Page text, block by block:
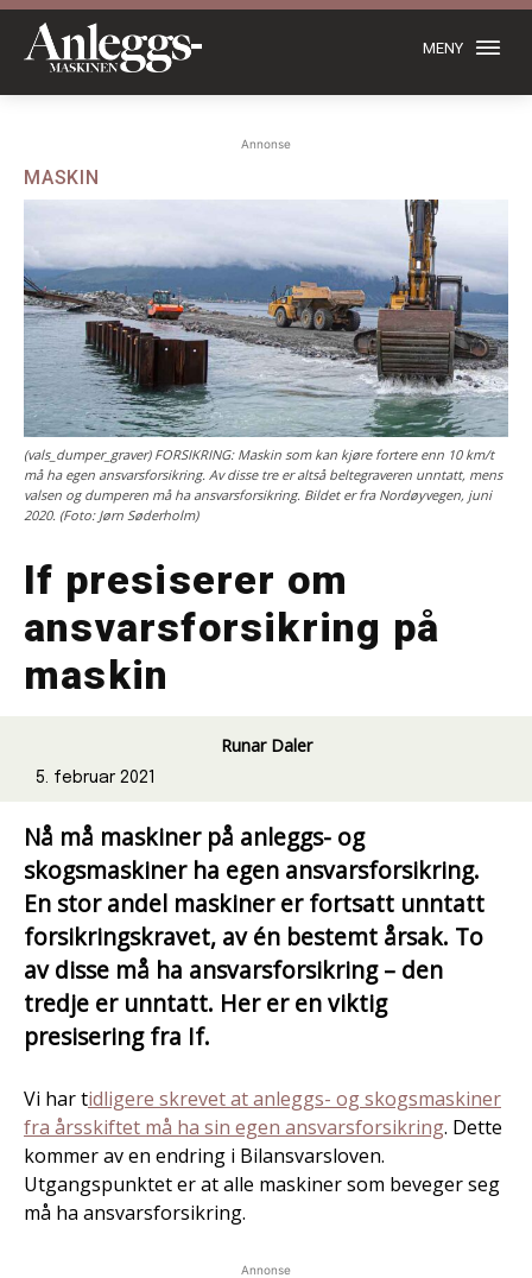
MENY
Annonse
MASKIN
(vals_dumper_graver) FORSIKRING: Maskin som kan kjøre fortere enn 10 km/t
må ha egen ansvarsforsikring. Av disse tre er altså beltegraveren unntatt, mens
valsen og dumperen må ha ansvarsforsikring. Bildet er fra Nordøyvegen, juni
2020. (Foto: Jørn Søderholm)
If presiserer om
ansvarsforsikring på
maskin
Runar Daler
5. februar 2021
Nå må maskiner på anleggs- og
skogsmaskiner ha egen ansvarsforsikring.
En stor andel maskiner er fortsatt unntatt
forsikringskravet, av én bestemt årsak. To
av disse må ha ansvarsforsikring – den
tredje er unntatt. Her er en viktig
presisering fra If.
Vi har tidligere skrevet at anleggs- og skogsmaskiner
fra årsskiftet må ha sin egen ansvarsforsikring. Dette
kommer av en endring i Bilansvarsloven.
Utgangspunktet er at alle maskiner som beveger seg
må ha ansvarsforsikring.
Annonse